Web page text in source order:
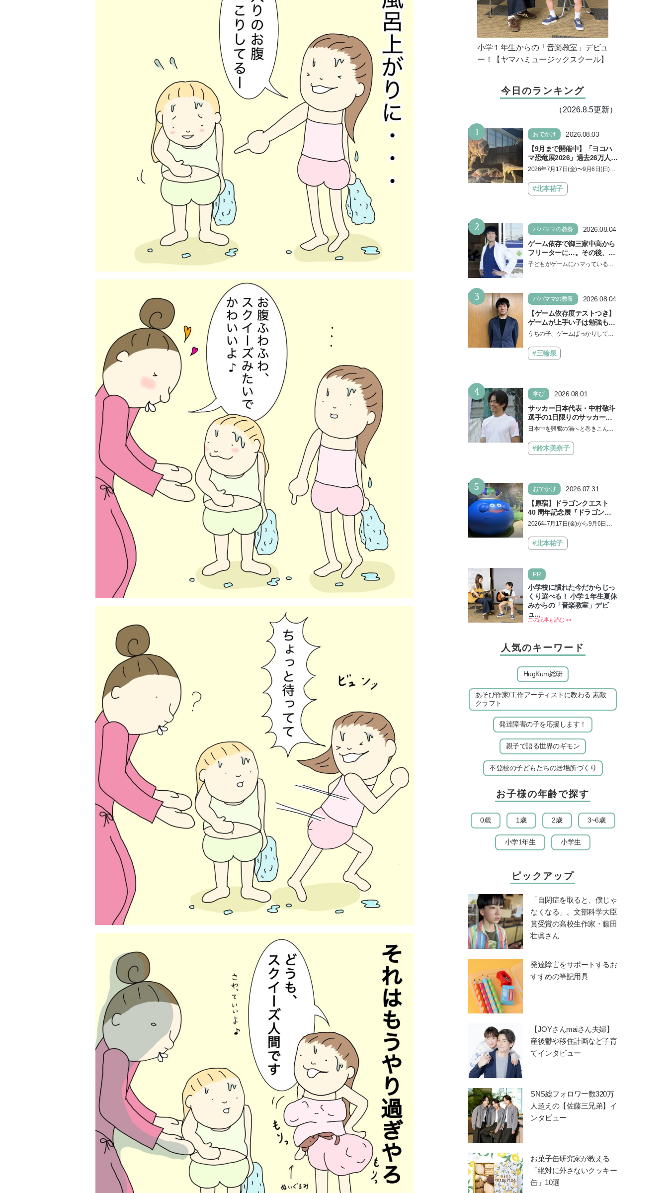
小学１年生からの「音楽教室」デビュ
ー！【ヤマハミュージックスクール】
今日のランキング
（2026.8.5更新）
1 おでかけ
2026.08.03
【9月まで開催中】「ヨコハ
マ恐竜展2026」過去26万人を
動員した恐竜展が9年ぶりに
しむポイントを完全ガイド
2026年7月17日(金)〜9月6日(日)、
「ヨコハマ恐竜展2026〜恐竜の食
卓大図鑑〜」が開催…
#北本祐子
2 パパママの教養
2026.08.04
ゲーム依存で御三家中高から
フリーターに…。その後、医
学部へ逆転合格した現役医師
子どもがゲームにハマっている
3 パパママの教養
2026.08.04
【ゲーム依存度テストつき】
ゲームが上手い子は勉強もで
きる？御三家中高卒でゲーマ
えるゲームしながら受験で勝
つためのメソッド
うちの子、ゲームばっかりしてい
言し、子どもとトラブルになる家
庭は多いもの。でも…
#三輪泉
4 学び
2026.08.01
サッカー日本代表・中村敬斗
選手の1日限りのサッカー教
室が開催！ プレーの極意から
笑顔あふれる大盛況イベント
を詳しくレポ
日本中を興奮の渦へと巻きこんだF
杯）。日本代表選手たちのプレー
は私たちにたくさん…
#鈴木美奈子
5 おでかけ
2026.07.31
【原宿】ドラゴンクエスト
40 周年記念展『ドラゴンク
エスト the DIVE -まだ見ぬ冒
に登場！ VR体験からコラボ
グルメ、限定グッズまで親子
2026年7月17日(金)から9月6日
カド」にて、ドラゴンクエスト40
周年記念展『ドラゴンク…
#北本祐子
PR
小学校に慣れた今だからじっ
くり選べる！ 小学１年生夏休
みからの「音楽教室」デビ
ュ...
この記事も読む >>
人気のキーワード
HugKum総研
あそび作家/工作アーティストに教わる 素敵
クラフト
発達障害の子を応援します！
親子で語る世界のギモン
不登校の子どもたちの居場所づくり
お子様の年齢で探す
0歳 1歳 2歳 3~6歳
小学1年生 小学生
ピックアップ
「自閉症を取ると、僕じゃ
なくなる」。文部科学大臣
賞受賞の高校生作家・藤田
壮眞さん
発達障害をサポートするお
すすめの筆記用具
【JOYさんmaiさん夫婦】
産後鬱や移住計画など子育
てインタビュー
SNS総フォロワー数320万
人超えの【佐藤三兄弟】イ
ンタビュー
お菓子缶研究家が教える
「絶対に外さないクッキー
缶」10選